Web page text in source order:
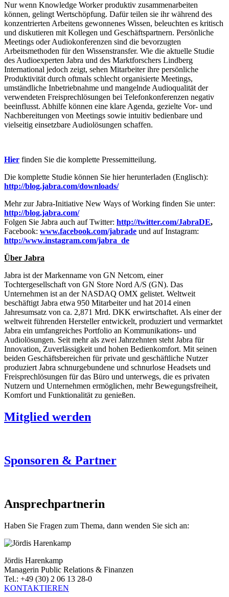
Nur wenn Knowledge Worker produktiv zusammenarbeiten
können, gelingt Wertschöpfung. Dafür teilen sie ihr während des
konzentrierten Arbeitens gewonnenes Wissen, beleuchten es kritisch
und diskutieren mit Kollegen und Geschäftspartnern. Persönliche
Meetings oder Audiokonferenzen sind die bevorzugten
Arbeitsmethoden für den Wissenstransfer. Wie die aktuelle Studie
des Audioexperten Jabra und des Marktforschers Lindberg
International jedoch zeigt, sehen Mitarbeiter ihre persönliche
Produktivität durch oftmals schlecht organisierte Meetings,
umständliche Inbetriebnahme und mangelnde Audioqualität der
verwendeten Freisprechlösungen bei Telefonkonferenzen negativ
beeinflusst. Abhilfe können eine klare Agenda, gezielte Vor- und
Nachbereitungen von Meetings sowie intuitiv bedienbare und
vielseitig einsetzbare Audiolösungen schaffen.
Hier finden Sie die komplette Pressemitteilung.
Die komplette Studie können Sie hier herunterladen (Englisch):
http://blog.jabra.com/downloads/
Mehr zur Jabra-Initiative New Ways of Working finden Sie unter:
http://blog.jabra.com/
Folgen Sie Jabra auch auf Twitter: http://twitter.com/JabraDE,
Facebook: www.facebook.com/jabrade und auf Instagram:
http://www.instagram.com/jabra_de
Über Jabra
Jabra ist der Markenname von GN Netcom, einer
Tochtergesellschaft von GN Store Nord A/S (GN). Das
Unternehmen ist an der NASDAQ OMX gelistet. Weltweit
beschäftigt Jabra etwa 950 Mitarbeiter und hat 2014 einen
Jahresumsatz von ca. 2,871 Mrd. DKK erwirtschaftet. Als einer der
weltweit führenden Hersteller entwickelt, produziert und vermarktet
Jabra ein umfangreiches Portfolio an Kommunikations- und
Audiolösungen. Seit mehr als zwei Jahrzehnten steht Jabra für
Innovation, Zuverlässigkeit und hohen Bedienkomfort. Mit seinen
beiden Geschäftsbereichen für private und geschäftliche Nutzer
produziert Jabra schnurgebundene und schnurlose Headsets und
Freisprechlösungen für das Büro und unterwegs, die es privaten
Nutzern und Unternehmen ermöglichen, mehr Bewegungsfreiheit,
Komfort und Funktionalität zu genießen.
Mitglied werden
Sponsoren & Partner
Ansprechpartnerin
Haben Sie Fragen zum Thema, dann wenden Sie sich an:
Jördis Harenkamp
Managerin Public Relations & Finanzen
Tel.: +49 (30) 2 06 13 28-0
KONTAKTIEREN